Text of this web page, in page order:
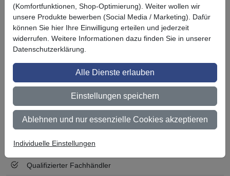
Ihre Vorteile bei uns
3M BestPartner Commercial Solutions
Persönliche Beratung und Betreuung
Keine Mindestbestellmenge
Ab 300 € Nettowarenwert versandkostenfrei (innerhalb
Zertifiziert nach ISO 9001
Qualifizierter Fachhändler
(Komfortfunktionen, Shop-Optimierung). Weiter wollen wir
unsere Produkte bewerben (Social Media / Marketing). Dafür
können Sie hier Ihre Einwilligung erteilen und jederzeit
widerrufen. Weitere Informationen dazu finden Sie in unserer
Datenschutzerklärung.
Alle Dienste erlauben
Einstellungen speichern
Ablehnen und nur essenzielle Cookies akzeptieren
Individuelle Einstellungen